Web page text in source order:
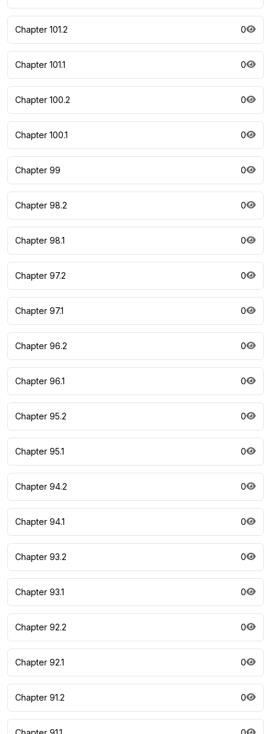
Chapter 101.2 0
Chapter 101.1 0
Chapter 100.2 0
Chapter 100.1 0
Chapter 99 0
Chapter 98.2 0
Chapter 98.1 0
Chapter 97.2 0
Chapter 97.1 0
Chapter 96.2 0
Chapter 96.1 0
Chapter 95.2 0
Chapter 95.1 0
Chapter 94.2 0
Chapter 94.1 0
Chapter 93.2 0
Chapter 93.1 0
Chapter 92.2 0
Chapter 92.1 0
Chapter 91.2 0